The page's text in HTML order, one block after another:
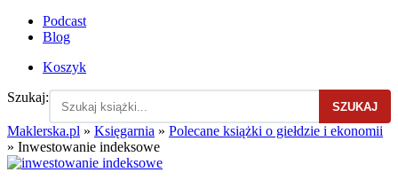
Podcast
Blog
Koszyk
Szukaj:
SZUKAJ
Maklerska.pl » Księgarnia » Polecane książki o giełdzie i ekonomii
» Inwestowanie indeksowe